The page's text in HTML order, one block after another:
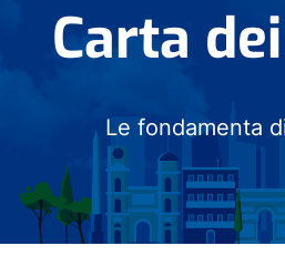
Carta
Le fondamenta